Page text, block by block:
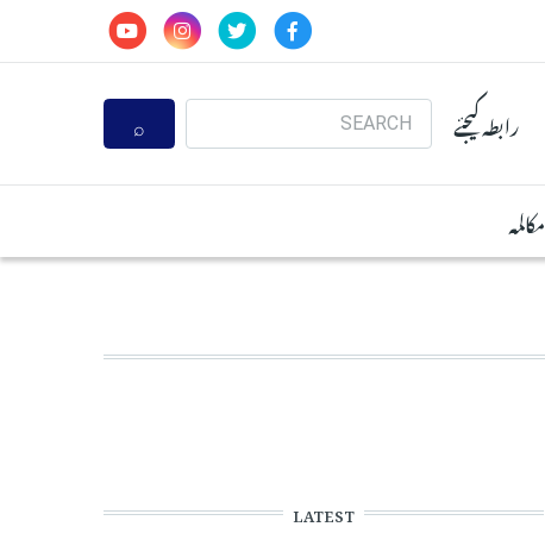
رابطہ کیجئے
Search
مکالمہ
LATEST